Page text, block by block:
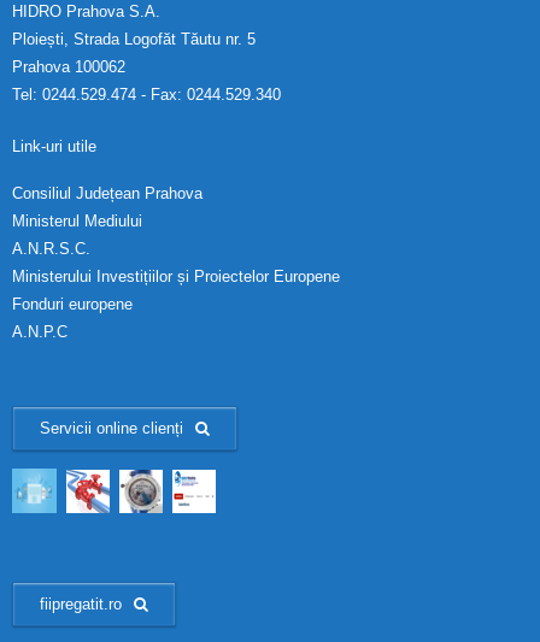
HIDRO Prahova S.A.
Ploiești, Strada Logofăt Tăutu nr. 5
Prahova 100062
Tel: 0244.529.474 - Fax: 0244.529.340
Link-uri utile
Consiliul Județean Prahova
Ministerul Mediului
A.N.R.S.C.
Ministerului Investițiilor și Proiectelor Europene
Fonduri europene
A.N.P.C
Servicii online clienți
fiipregatit.ro